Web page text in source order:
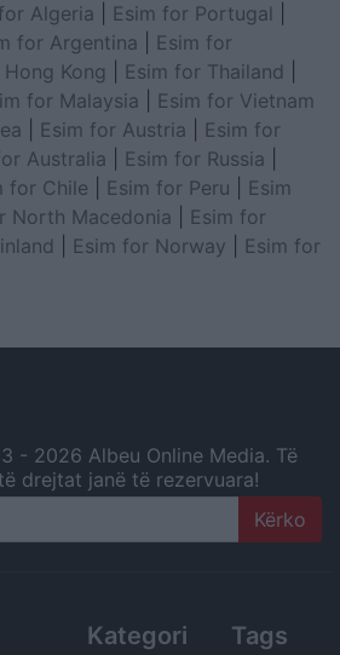
Algeria Esim for Portugal
for Argentina
Esim for
Kong Esim for Thailand
for Malaysia
Esim for Vietnam
Esim for Austria
Esim for
Australia Esim for Russia
for Chile Esim for Peru
Esim
North Macedonia
Esim for
Esim for Norway
Esim for
- 2026 Albeu Online Media. Të
drejtat janë të rezervuara!
Kategori Tags